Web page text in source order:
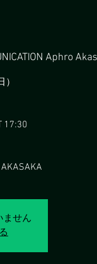
Aphro
17:30
ません